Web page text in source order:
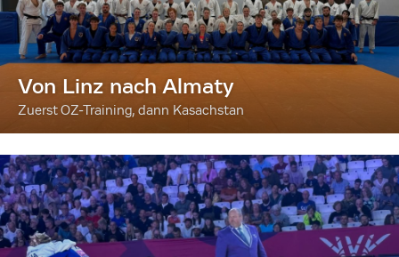
Von Linz nach Almaty
Zuerst OZ-Training, dann Kasachstan